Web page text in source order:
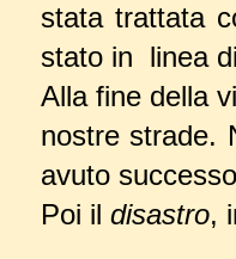
stata trattata
stato in linea
Alla fine della
nostre strade.
avuto
Poi il disastro,